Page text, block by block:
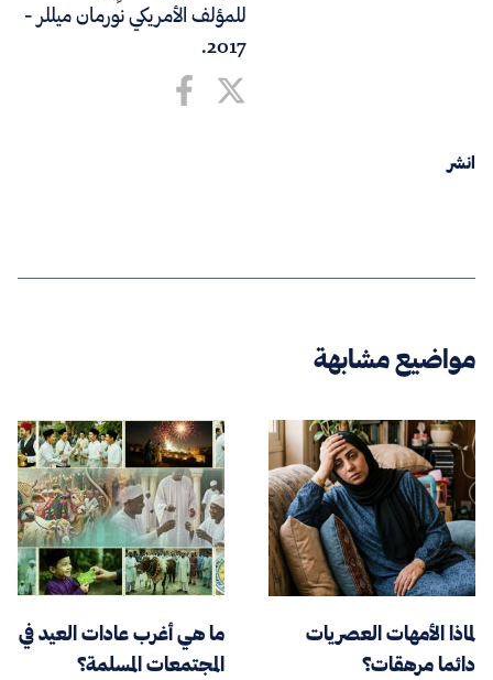
للمؤلف الأمريكي نورمان ميللر -
2017.
انشر
مواضيع مشابهة
لماذا الأمهات العصريات
دائما مرهقات؟
ما هي أغرب عادات العيد في
المجتمعات المسلمة؟